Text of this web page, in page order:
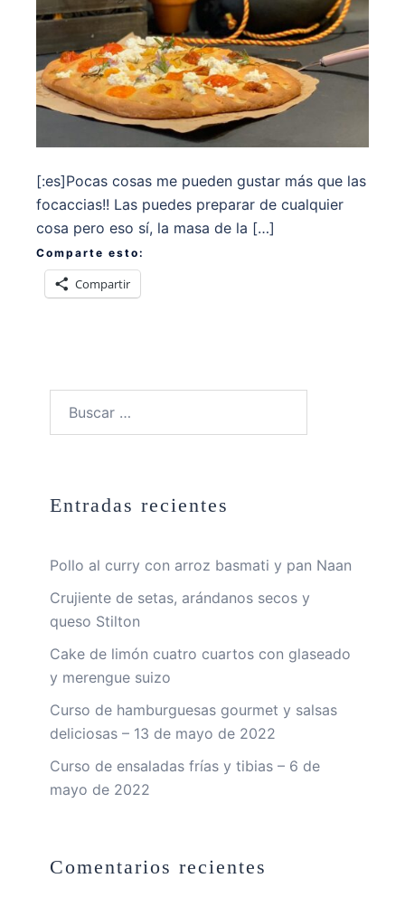
[:es]Pocas cosas me pueden gustar más que las
focaccias!! Las puedes preparar de cualquier
cosa pero eso sí, la masa de la […]
Comparte esto:
Compartir
Entradas recientes
Pollo al curry con arroz basmati y pan Naan
Crujiente de setas, arándanos secos y
queso Stilton
Cake de limón cuatro cuartos con glaseado
y merengue suizo
Curso de hamburguesas gourmet y salsas
deliciosas – 13 de mayo de 2022
Curso de ensaladas frías y tibias – 6 de
mayo de 2022
Comentarios recientes